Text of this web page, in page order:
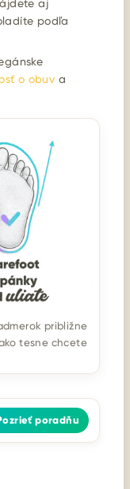
aj
podľa
o obuv a
približne
tesne chcete
poradňu